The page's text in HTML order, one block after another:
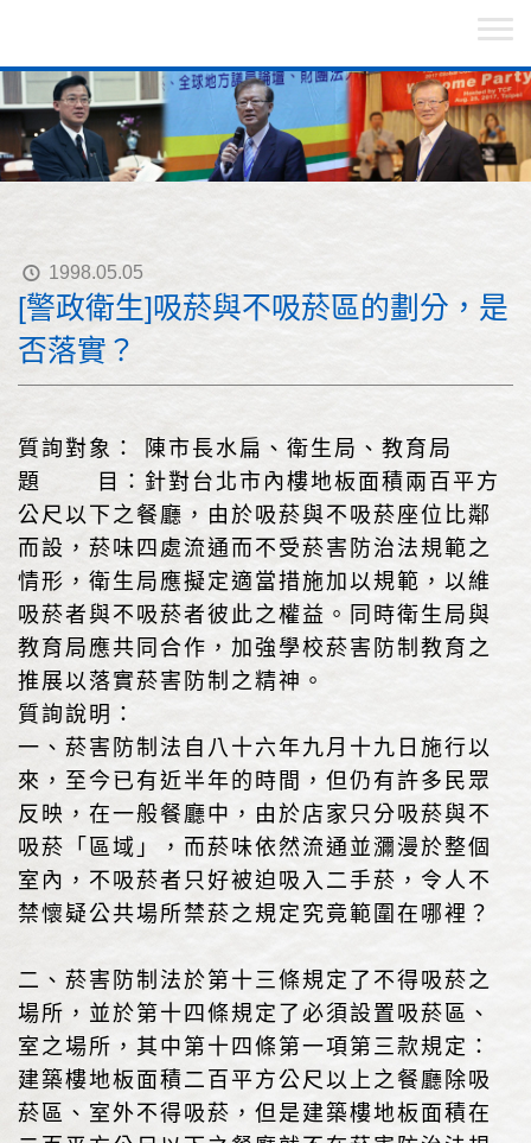
1998.05.05
[警政衛生]吸菸與不吸菸區的劃分，是
否落實？
質詢對象： 陳市長水扁、衛生局、教育局
題 目：針對台北市內樓地板面積兩百平方
公尺以下之餐廳，由於吸菸與不吸菸座位比鄰
而設，菸味四處流通而不受菸害防治法規範之
情形，衛生局應擬定適當措施加以規範，以維
吸菸者與不吸菸者彼此之權益。同時衛生局與
教育局應共同合作，加強學校菸害防制教育之
推展以落實菸害防制之精神。
質詢說明：
一、菸害防制法自八十六年九月十九日施行以
來，至今已有近半年的時間，但仍有許多民眾
反映，在一般餐廳中，由於店家只分吸菸與不
吸菸「區域」，而菸味依然流通並瀰漫於整個
室內，不吸菸者只好被迫吸入二手菸，令人不
禁懷疑公共場所禁菸之規定究竟範圍在哪裡？
二、菸害防制法於第十三條規定了不得吸菸之
場所，並於第十四條規定了必須設置吸菸區、
室之場所，其中第十四條第一項第三款規定：
建築樓地板面積二百平方公尺以上之餐廳除吸
菸區、室外不得吸菸，但是建築樓地板面積在